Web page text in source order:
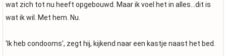
wat zich tot nu heeft opgebouwd. Maar ik voel het in alles...dit is
wat ik wil. Met hem. Nu.
'Ik heb condooms', zegt hij, kijkend naar een kastje naast het bed.